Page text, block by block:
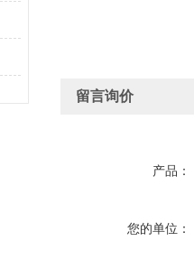
留言询价
产品：
您的单位：